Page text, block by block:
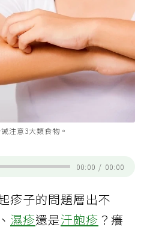
注意3大類食物。
00:00 / 00:00
疹子的問題層出不
、 濕疹還是汗皰疹 ？癢